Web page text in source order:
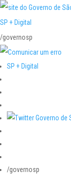
SP + Digital
/governosp
SP + Digital
/governosp